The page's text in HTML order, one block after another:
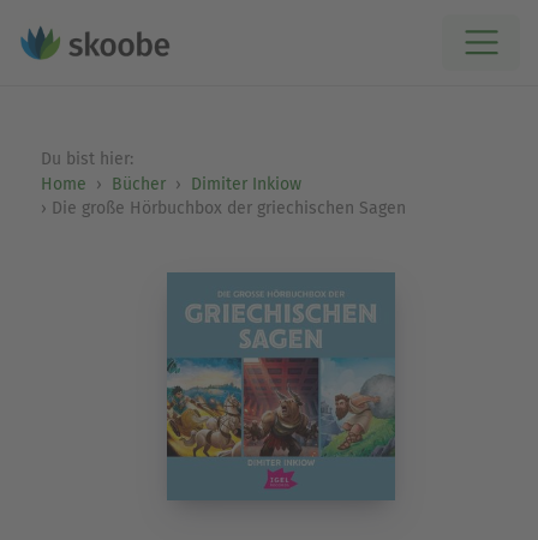
Du bist hier:
Home
Bücher
Dimiter Inkiow
Die große Hörbuchbox der griechischen Sagen